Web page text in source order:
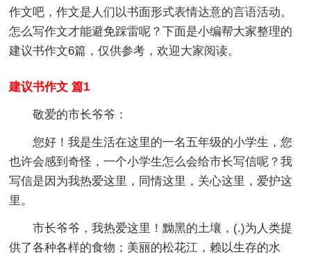
作文吧，作文是人们以书面形式表情达意的言语活动。
怎么写作文才能避免踩雷呢？下面是小编帮大家整理的
建议书作文6篇，仅供参考，欢迎大家阅读。
建议书作文 篇1
敬爱的市长爷爷：
您好！我是生活在这里的一名五年级的小学生，您
也许会感到奇怪，一个小学生怎么会给市长写信呢？我
写信是因为我热爱这里，同情这里，关心这里，爱护这
里。
市长爷爷，我热爱这里！黝黑的土壤，(.)为人类提
供了各种各样的食物；美丽的松花江，赖以生存的水